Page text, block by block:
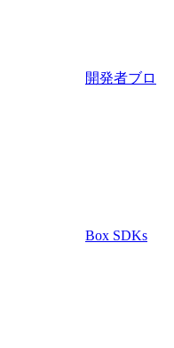
開発者ブロ
Box SDKs